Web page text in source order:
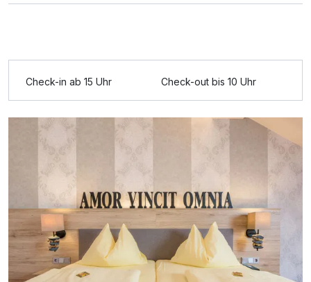
Doppelzimmer Seeseite
2 Erwachsene und 2 Kinder
Check-in ab 15 Uhr Check-out bis 10 Uhr